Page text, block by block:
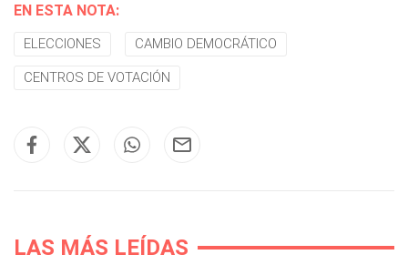
EN ESTA NOTA:
ELECCIONES CAMBIO DEMOCRÁTICO
CENTROS DE VOTACIÓN
LAS MÁS LEÍDAS